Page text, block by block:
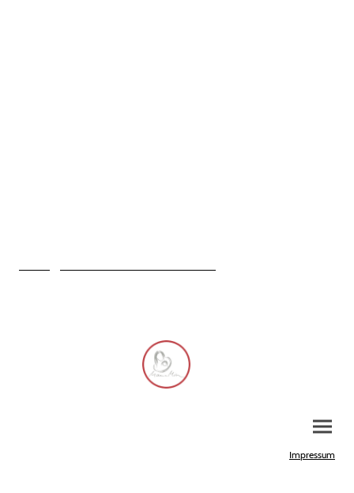
info@mama-mia-online.de
Impressum